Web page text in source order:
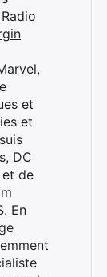
et
et
DC
et de
En